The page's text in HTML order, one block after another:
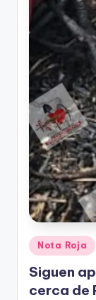
Publicado
en
Nota Roja
Siguen
cerca de